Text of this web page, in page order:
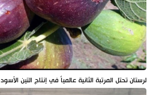
لرستان تحتل المرتبة الثانية عالمياً في إنتاج التين الأسود